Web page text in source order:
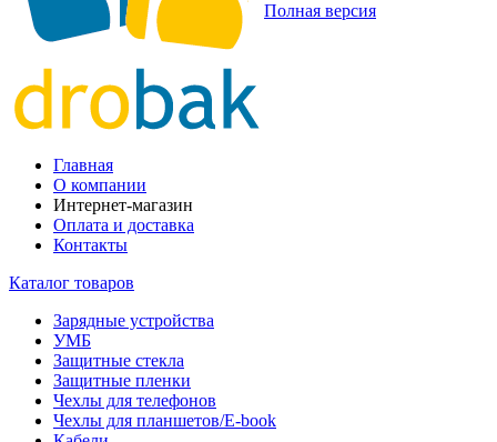
Полная версия
Главная
О компании
Интернет-магазин
Оплата и доставка
Контакты
Каталог товаров
Зарядные устройства
УМБ
Защитные стекла
Защитные пленки
Чехлы для телефонов
Чехлы для планшетов/E-book